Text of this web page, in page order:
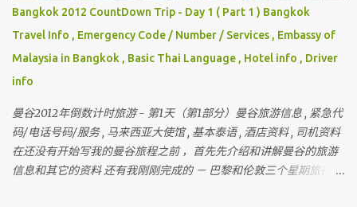
Bangkok 2012 CountDown Trip - Day 1 ( Part 1 ) Bangkok
Travel Info , Emergency Code / Number / Services , Embassy of
Malaysia in Bangkok , Basic Thai Language , Hotel info , Driver
info
曼谷2012年倒数计时旅游 - 第1天（第1部分）曼谷旅游信息 , 紧急代
码/电话号码/服务 , 马来西亚大使馆 , 基本泰语 , 酒店资料 , 司机资料
在还没有开始写我的曼谷旅程之前 ，首先先介绍和讲解曼谷的旅游
信息和其它的资料 还有我刚刚完成的 － 巴黎和伦敦三个星期旅行 ，